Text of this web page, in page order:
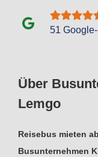
Über
Lemgo
Reisebus mieten
Busunternehmen
51